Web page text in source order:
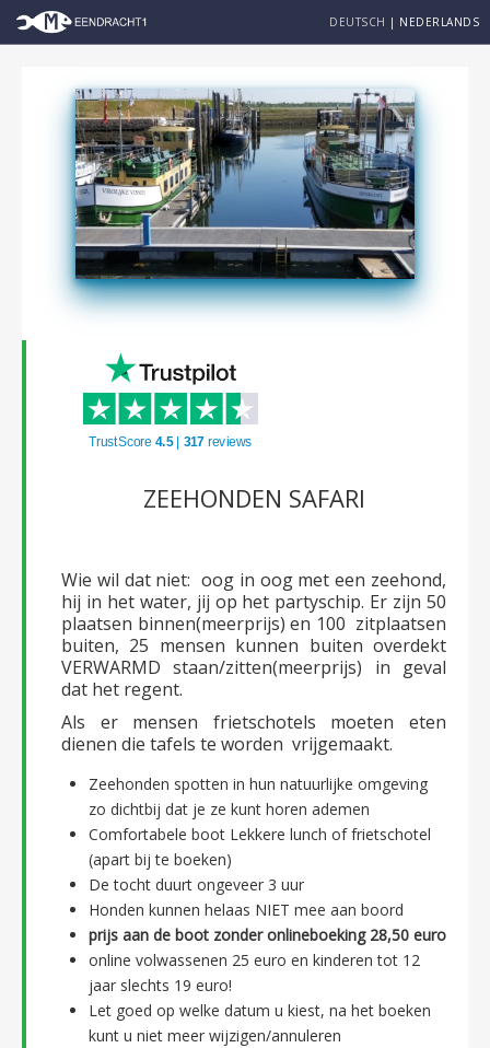
DEUTSCH | NEDERLANDS
TrustScore 4.5| 317reviews
ZEEHONDEN SAFARI
Wie wil dat niet: oog in oog met een zeehond,
hij in het water, jij op het partyschip. Er zijn 50
plaatsen binnen(meerprijs) en 100 zitplaatsen
buiten, 25 mensen kunnen buiten overdekt
VERWARMD staan/zitten(meerprijs) in geval
dat het regent.
Als er mensen frietschotels moeten eten
dienen die tafels te worden vrijgemaakt.
Zeehonden spotten in hun natuurlijke omgeving
zo dichtbij dat je ze kunt horen ademen
Comfortabele boot Lekkere lunch of frietschotel
(apart bij te boeken)
De tocht duurt ongeveer 3 uur
Honden kunnen helaas NIET mee aan boord
prijs aan de boot zonder onlineboeking 28,50 euro
online volwassenen 25 euro en kinderen tot 12
jaar slechts 19 euro!
Let goed op welke datum u kiest, na het boeken
kunt u niet meer wijzigen/annuleren